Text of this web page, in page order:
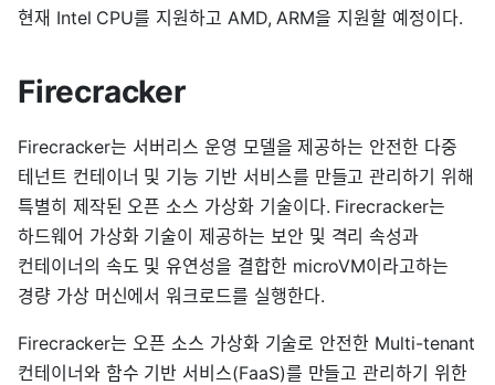
현재 Intel CPU를 지원하고 AMD, ARM을 지원할 예정이다.
Firecracker
Firecracker는 서버리스 운영 모델을 제공하는 안전한 다중
테넌트 컨테이너 및 기능 기반 서비스를 만들고 관리하기 위해
특별히 제작된 오픈 소스 가상화 기술이다. Firecracker는
하드웨어 가상화 기술이 제공하는 보안 및 격리 속성과
컨테이너의 속도 및 유연성을 결합한 microVM이라고하는
경량 가상 머신에서 워크로드를 실행한다.
Firecracker는 오픈 소스 가상화 기술로 안전한 Multi-tenant
컨테이너와 함수 기반 서비스(FaaS)를 만들고 관리하기 위한